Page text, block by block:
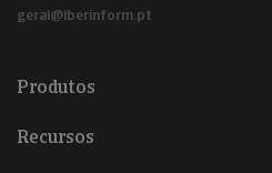
geral@iberinform.pt
Produtos
Recursos